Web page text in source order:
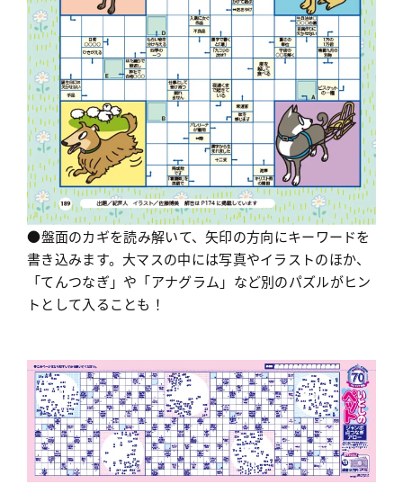
●盤面のカギを読み解いて、矢印の方向にキーワードを
書き込みます。大マスの中には写真やイラストのほか、
「てんつなぎ」や「アナグラム」など別のパズルがヒン
トとして入ることも！